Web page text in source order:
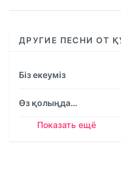
ДРУГИЕ ПЕСНИ ОТ
Біз екеуміз
Өз қолыңда…
Показать ещё